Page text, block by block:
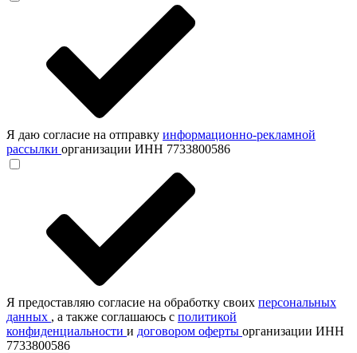
Я даю согласие на отправку информационно-рекламной
рассылки организации ИНН 7733800586
Я предоставляю согласие на обработку своих персональных
данных , а также соглашаюсь с политикой
конфиденциальности и договором оферты организации ИНН
7733800586